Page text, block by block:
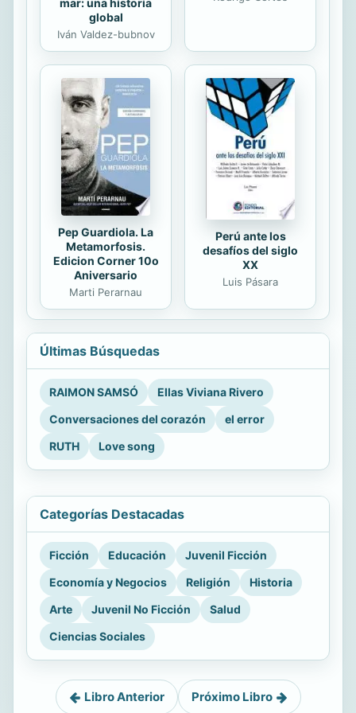
mar: una historia
global
Iván Valdez-bubnov
Pep Guardiola. La
Metamorfosis.
Edicion Corner 10o
Aniversario
Marti Perarnau
Perú ante los
desafíos del siglo
XX
Luis Pásara
Últimas Búsquedas
RAIMON SAMSÓ
Ellas Viviana Rivero
Conversaciones del corazón
el error
RUTH
Love song
Categorías Destacadas
Ficción Educación
Juvenil Ficción
Economía y Negocios
Religión
Historia
Arte
Juvenil No Ficción
Salud
Ciencias Sociales
Libro Anterior Próximo Libro